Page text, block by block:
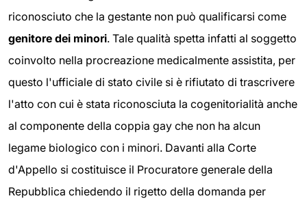
riconosciuto che la gestante non può qualificarsi come
genitore dei minori. Tale qualità spetta infatti al soggetto
coinvolto nella procreazione medicalmente assistita, per
questo l'ufficiale di stato civile si è rifiutato di trascrivere
l'atto con cui è stata riconosciuta la cogenitorialità anche
al componente della coppia gay che non ha alcun
legame biologico con i minori. Davanti alla Corte
d'Appello si costituisce il Procuratore generale della
Repubblica chiedendo il rigetto della domanda per